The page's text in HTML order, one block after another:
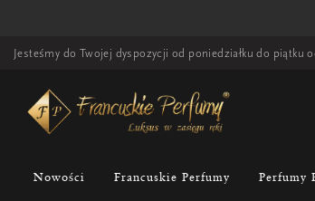
Jesteśmy do Twojej dyspozycji od poniedziałku do piątku
Nowości Francuskie Perfumy Perfumy